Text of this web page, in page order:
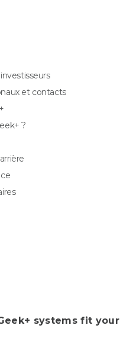
et contacts
?
systems fit your